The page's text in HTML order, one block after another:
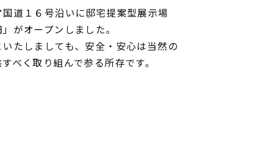
道１６号沿いに邸宅提案型展示場
がオープンしました。
たしましても、安全・安心は当然の
べく取り組んで参る所存です。